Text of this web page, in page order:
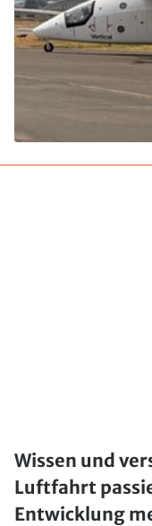
Wissen und
Luftfahrt
Entwicklung